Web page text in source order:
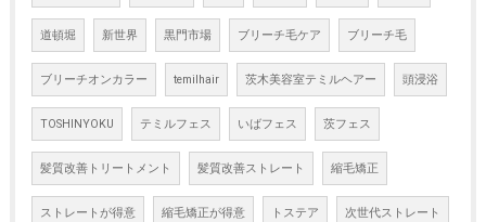
道頓堀 新世界 黒門市場 ブリーチ毛ケア ブリーチ毛
ブリーチオンカラー temilhair 茨木美容室テミルヘアー 頭浸浴
TOSHINYOKU テミルフェス いばフェス 茨フェス
髪質改善トリートメント 髪質改善ストレート 縮毛矯正
ストレートが得意 縮毛矯正が得意 トステア 次世代ストレート